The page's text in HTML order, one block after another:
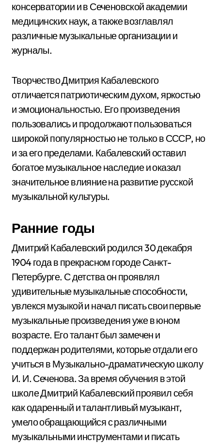
консерватории и в Сеченовской академии
медицинских наук, а также возглавлял
различные музыкальные организации и
журналы.
Творчество Дмитрия Кабалевского
отличается патриотическим духом, яркостью
и эмоциональностью. Его произведения
пользовались и продолжают пользоваться
широкой популярностью не только в СССР, но
и за его пределами. Кабалевский оставил
богатое музыкальное наследие и оказал
значительное влияние на развитие русской
музыкальной культуры.
Ранние годы
Дмитрий Кабалевский родился 30 декабря
1904 года в прекрасном городе Санкт-
Петербурге. С детства он проявлял
удивительные музыкальные способности,
увлекся музыкой и начал писать свои первые
музыкальные произведения уже в юном
возрасте. Его талант был замечен и
поддержан родителями, которые отдали его
учиться в Музыкально-драматическую школу
И. И. Сеченова. За время обучения в этой
школе Дмитрий Кабалевский проявил себя
как одаренный и талантливый музыкант,
умело обращающийся с различными
музыкальными инструментами и писать